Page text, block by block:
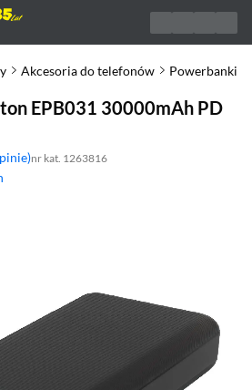
Akcesoria do telefonów Powerbanki
EPB031 30000mAh PD
nr kat. 1263816